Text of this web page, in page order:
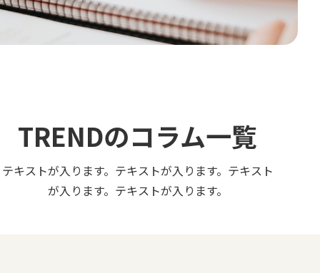
TRENDのコラム一覧
テキストが入ります。テキストが入ります。テキスト
が入ります。テキストが入ります。